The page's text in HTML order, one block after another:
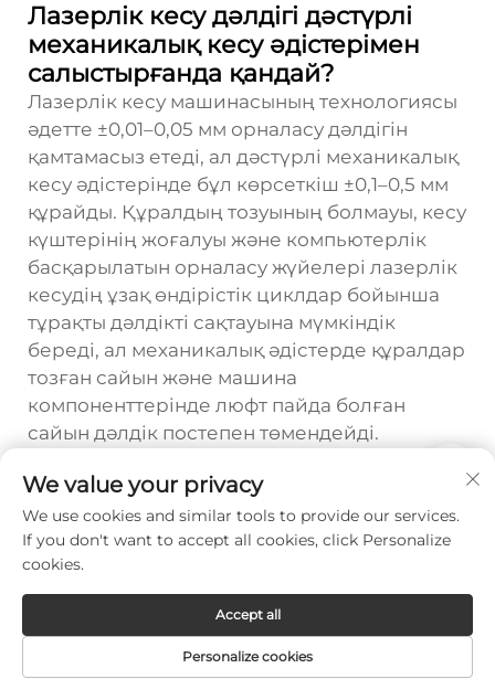
Лазерлік кесу дәлдігі дәстүрлі
механикалық кесу әдістерімен
салыстырғанда қандай?
Лазерлік кесу машинасының технологиясы
әдетте ±0,01–0,05 мм орналасу дәлдігін
қамтамасыз етеді, ал дәстүрлі механикалық
кесу әдістерінде бұл көрсеткіш ±0,1–0,5 мм
құрайды. Құралдың тозуының болмауы, кесу
күштерінің жоғалуы және компьютерлік
басқарылатын орналасу жүйелері лазерлік
кесудің ұзақ өндірістік циклдар бойынша
тұрақты дәлдікті сақтауына мүмкіндік
береді, ал механикалық әдістерде құралдар
тозған сайын және машина
компоненттерінде люфт пайда болған
сайын дәлдік постепен төмендейді.
Лазерлік кесу операцияларының
дәлдігіне қандай факторлар әсер
етуі мүмкін?
Лазерлік кесу машинасының дәлдігіне әсер
ететін негізгі факторларға сәулелер сапасы
мен фокус тұрақтылығы, қозғалыс жүйесінің
дәлдігі мен қайталанушылығы,
материалдың біркелкілігі мен жазықтығы,
We value your privacy
We use cookies and similar tools to provide our services.
If you don't want to accept all cookies, click Personalize
cookies.
Personalize cookies
Accept all